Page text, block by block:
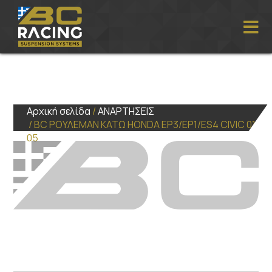
Αρχική σελίδα /ΑΝΑΡΤΗΣΕΙΣ
/ BC ΡΟΥΛΕΜΑΝ ΚΑΤΩ HONDA EP3/EP1/ES4 CIVIC 01-
05